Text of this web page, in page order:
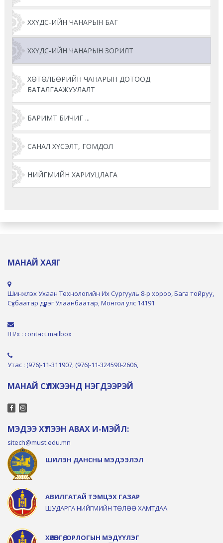
ХХҮДС-ИЙН ЧАНАРЫН БАГ
ХХҮДС-ИЙН ЧАНАРЫН ЗОРИЛТ
ХӨТӨЛБӨРИЙН ЧАНАРЫН ДОТООД
БАТАЛГААЖУУЛАЛТ
БАРИМТ БИЧИГ ...
САНАЛ ХҮСЭЛТ, ГОМДОЛ
НИЙГМИЙН ХАРИУЦЛАГА
МАНАЙ ХАЯГ
Шинжлэх Ухаан Технологийн Их Сургууль 8-р хороо, Бага тойруу,
Сүхбаатар дүүрэг Улаанбаатар, Монгол улс 14191
Ш/х : contact.mailbox
Утас : (976)-11-311907, (976)-11-324590-2606,
МАНАЙ СҮЛЖЭЭНД НЭГДЭЭРЭЙ
МЭДЭЭ ХҮЛЭЭН АВАХ И-МЭЙЛ:
sitech@must.edu.mn
ШИЛЭН ДАНСНЫ МЭДЭЭЛЭЛ
АВИЛГАТАЙ ТЭМЦЭХ ГАЗАР
ШУДАРГА НИЙГМИЙН ТӨЛӨӨ ХАМТДАА
ХӨРӨНГӨ, ОРЛОГЫН МЭДҮҮЛЭГ